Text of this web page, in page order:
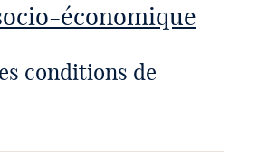
économique
conditions de